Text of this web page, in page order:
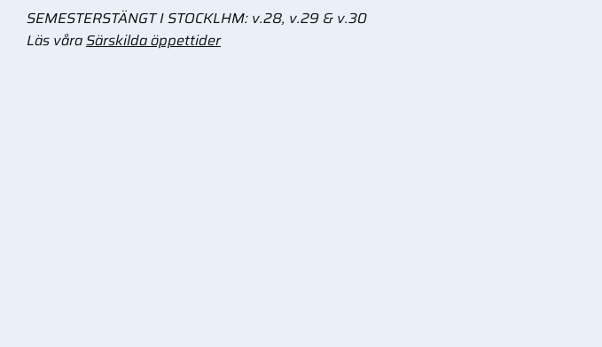
SEMESTERSTÄNGT I STOCKLHM: v.28, v.29 & v.30
Läs våraSärskilda öppettider